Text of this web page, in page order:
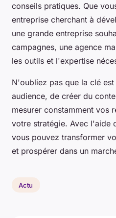
conseils pratiques. Que
entreprise cherchant à
une grande entreprise
campagnes, une agence
les outils et l'expertise
N'oubliez pas que la clé
audience, de créer du
mesurer constamment vos
votre stratégie. Avec l'aide
vous pouvez transformer
et prospérer dans un
Actu